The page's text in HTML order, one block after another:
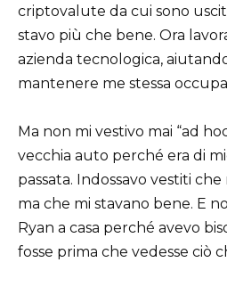
criptovalute da cui sono
stavo più che bene. Ora
azienda tecnologica,
mantenere me stessa
Ma non mi vestivo mai “ad
vecchia auto perché era di
passata. Indossavo vestiti
ma che mi stavano bene. E
Ryan a casa perché avevo
fosse prima che vedesse ciò